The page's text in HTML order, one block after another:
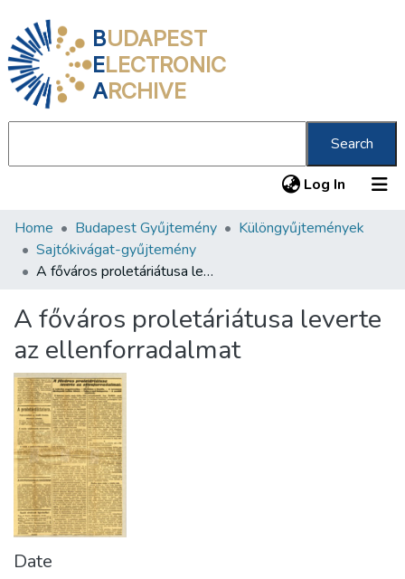
BUDAPEST
ELECTRONIC
ARCHIVE
Search
Log In (current)
Communities & Collections
All of DSpace
About us
Home Budapest Gyűjtemény
Különgyűjtemények
Sajtókivágat-gyűjtemény
A főváros proletáriátusa leverte az ellenforradalmat
A főváros proletáriátusa leverte
az ellenforradalmat
Date